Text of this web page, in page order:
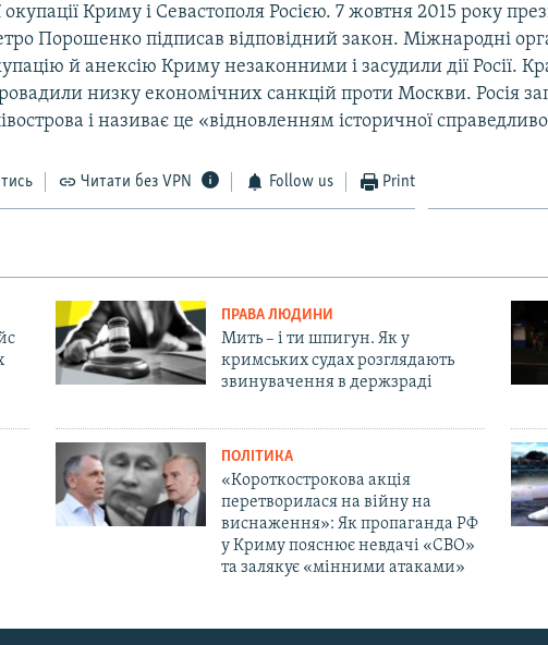
окупації Криму і Севастополя Росією. 7 жовтня 2015 року
Порошенко підписав відповідний закон. Міжнародні
й анексію Криму незаконними і засудили дії Росії.
низку економічних санкцій проти Москви. Росія
і називає це «відновленням історичної
Читати без VPN Follow us Print
ПРАВА ЛЮДИНИ
Мить – і ти шпигун. Як у
кримських судах розглядають
звинувачення в держзраді
ПОЛІТИКА
«Короткострокова акція
перетворилася на війну на
виснаження»: Як пропаганда РФ
у Криму пояснює невдачі «СВО»
та залякує «мінними атаками»